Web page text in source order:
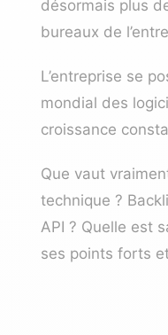
désormais plus
bureaux de
L’entreprise se
mondial des
croissance
Que vaut
technique ?
API ? Quelle est
ses points forts